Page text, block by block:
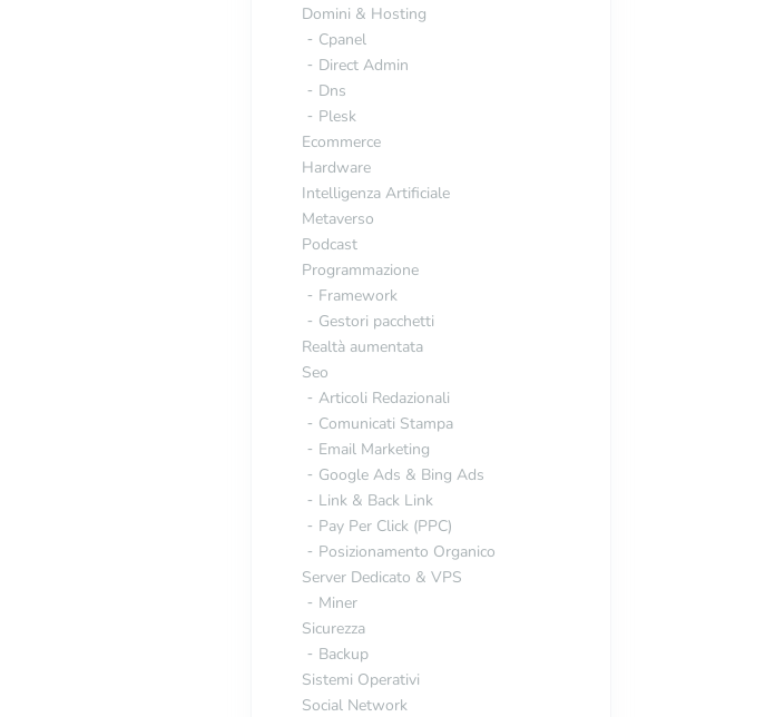
Domini & Hosting
Cpanel
Direct Admin
Dns
Plesk
Ecommerce
Hardware
Intelligenza Artificiale
Metaverso
Podcast
Programmazione
Framework
Gestori pacchetti
Realtà aumentata
Seo
Articoli Redazionali
Comunicati Stampa
Email Marketing
Google Ads & Bing Ads
Link & Back Link
Pay Per Click (PPC)
Posizionamento Organico
Server Dedicato & VPS
Miner
Sicurezza
Backup
Sistemi Operativi
Social Network